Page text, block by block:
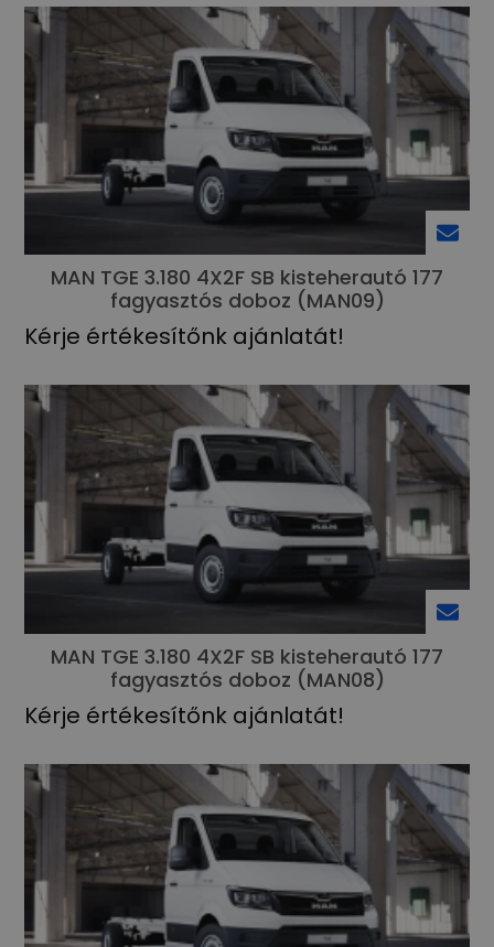
MAN TGE 3.180 4X2F SB kisteherautó 177
fagyasztós doboz (MAN09)
Kérje értékesítőnk ajánlatát!
MAN TGE 3.180 4X2F SB kisteherautó 177
fagyasztós doboz (MAN08)
Kérje értékesítőnk ajánlatát!